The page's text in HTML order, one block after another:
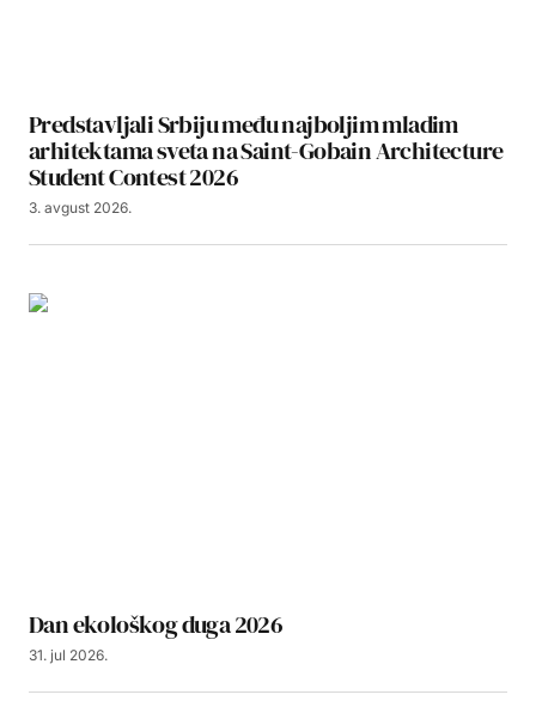
Predstavljali Srbiju među najboljim mladim
arhitektama sveta na Saint-Gobain Architecture
Student Contest 2026
3. avgust 2026.
Dan ekološkog duga 2026
31. jul 2026.